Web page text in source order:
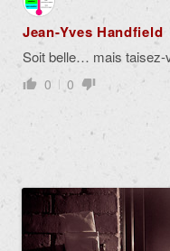
Jean-Yves Handfield
Soit belle… mais
0 0